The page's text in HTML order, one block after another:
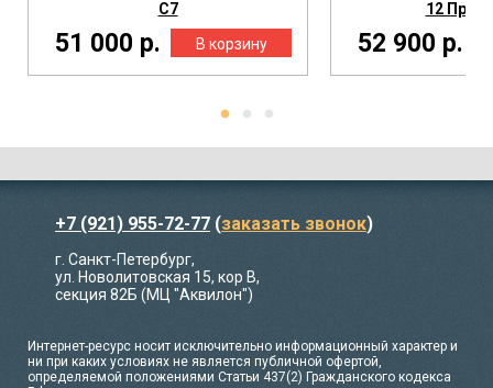
С7
51 000 р.
12
52 900 р.
+7 (921) 955-72-77 (заказать звонок)
г. Санкт-Петербург,
ул. Новолитовская 15, кор В,
секция 82Б (МЦ "Аквилон")
Интернет-ресурс носит исключительно информационный характер и
ни при каких условиях не является публичной офертой,
определяемой положениями Статьи 437(2) Гражданского кодекса